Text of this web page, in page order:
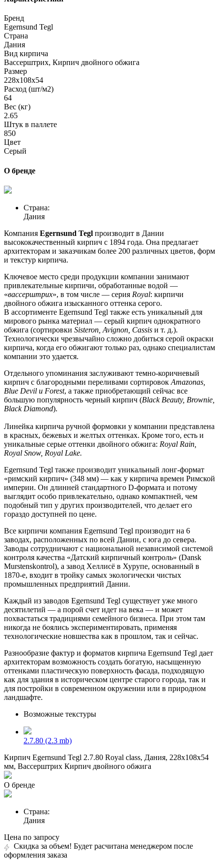
Бренд
Egernsund Tegl
Страна
Дания
Вид кирпича
Вассерштрих, Кирпич двойного обжига
Размер
228x108x54
Расход (шт/м2)
64
Вес (кг)
2.65
Штук в паллете
850
Цвет
Серый
О бренде
Страна:
Дания
Компания Egernsund Tegl производит в Дании
высококачественный кирпич с 1894 года. Она предлагает
архитекторам и заказчикам более 200 различных цветов, форм
и текстур кирпича.
Ключевое место среди продукции компании занимают
привлекательные кирпичи, обработанные водой —
«вассерштрих», в том числе — серия Royal: кирпичи
двойного обжига изысканного оттенка серого.
В ассортименте Egernsund Tegl также есть уникальный для
мирового рынка материал — серый кирпич однократного
обжига (сортировки Sisteron, Avignon, Cassis и т. д.).
Технологически чрезвычайно сложно добиться серой окраски
кирпича, когда его обжигают только раз, однако специалистам
компании это удается.
Отдельного упоминания заслуживают темно-коричневый
кирпич с благородными переливами сортировок Amazonas,
Blue Devil и Forest, а также приобретающий сейчас все
большую популярность черный кирпич (Black Beauty, Brownie,
Black Diamond).
Линейка кирпича ручной формовки у компании представлена
в красных, бежевых и желтых оттенках. Кроме того, есть и
уникальные серые оттенки двойного обжига: Royal Rain,
Royal Snow, Royal Lake.
Egernsund Tegl также производит уникальный лонг-формат
«римский кирпич» (348 мм) — как у кирпича времен Римской
империи. Он длинней стандартного D-формата и потому
выглядит особо привлекательно, однако компактней, чем
подобный тип у других производителей, что делает его
гораздо доступней по цене.
Все кирпичи компания Egernsund Tegl производит на 6
заводах, расположенных по всей Дании, с юга до севера.
Заводы сотрудничают с национальной независимой системой
контроля качества «Датский кирпичный контроль» (Dansk
Murstenskontrol), а завод Хеллисё в Хурупе, основанный в
1870-е, входит в тройку самых экологически чистых
промышленных предприятий Дании.
Каждый из заводов Egernsund Tegl существует уже много
десятилетий — а порой счет идет на века — и может
похвастаться традициями семейного бизнеса. При этом там
никогда не боялись экспериментировать, применяя
технологические новшества как в прошлом, так и сейчас.
Разнообразие фактур и форматов кирпича Egernsund Tegl дает
архитекторам возможность создать богатую, насыщенную
оттенками пластическую поверхность фасада, подходящую
как для здания в историческом центре старого города, так и
для постройки в современном окружении или в природном
ландшафте.
Возможные текстуры
2.7.80 (2.3 mb)
Кирпич Egernsund Tegl 2.7.80 Royal class, Дания, 228x108x54
мм, Вассерштрих Кирпич двойного обжига
О бренде
Страна:
Дания
Цена по запросу
Скидка за объем! Будет расчитана менеджером после
оформления заказа